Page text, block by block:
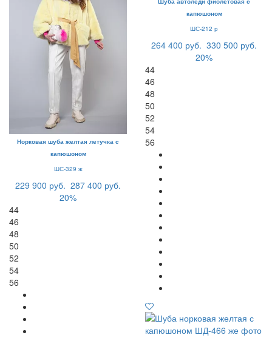
Норковая шуба желтая летучка с
капюшоном
ШС-329 ж
229 900 руб. 287 400 руб.
20%
44
46
48
50
52
54
56
капюшоном
ШС-212 р
264 400 руб. 330 500 руб.
20%
44
46
48
50
52
54
56